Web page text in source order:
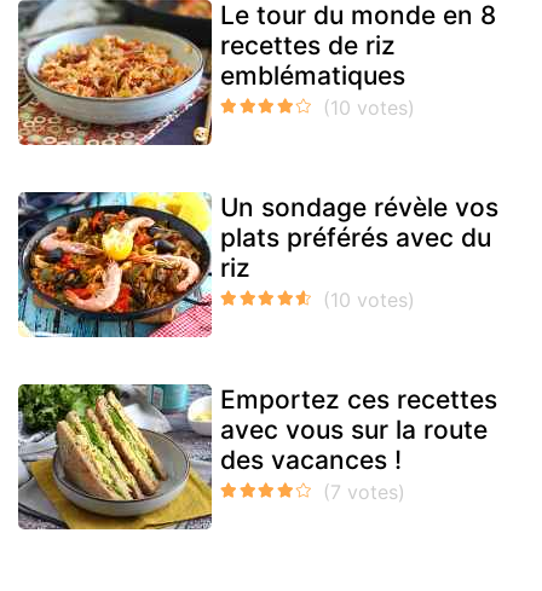
Le tour du monde en 8
recettes de riz
emblématiques
Un sondage révèle vos
plats préférés avec du
riz
Emportez ces recettes
avec vous sur la route
des vacances !